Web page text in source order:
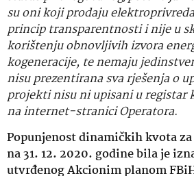
su oni koji prodaju
princip transparentnosti i nije u
korištenju obnovljivih izvora
kogeneracije, te nemaju
nisu prezentirana sva rješenja o
projekti nisu ni upisani u registar
na internet-stranici Operatora.
Popunjenost dinamičkih kvota
na 31. 12. 2020. godine bila je
utvrđenog Akcionim planom